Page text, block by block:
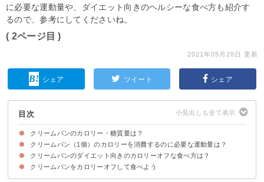
に必要な運動量や、ダイエット向きのヘルシーな食べ方も紹介す
るので、参考にしてくださいね。
( 2ページ目 )
2021年05月28日 更新
シェア ツイート シェア
目次
クリームパンのカロリー・糖質量は？
クリームパン（通常・薄皮）のカロリー・糖質量
クリームパン（1個）のカロリー・糖質量をあんぱんなど菓子パン類と比較
クリームパン（1個）のカロリーを消費するのに必要な運動量は？
クリームパンのダイエット向きのカロリーオフな食べ方は？
①薄皮のクリームパンを選ぶ
②5個入りのミニタイプを選び小分けで食べる
③カロリー・糖質オフの自家製クリームパンを作る
クリームパンをカロリーオフして食べよう